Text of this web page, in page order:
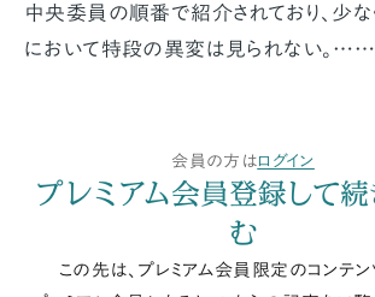
中央委員の順番で紹介されており、少な
において特段の異変は見られない。……
会員の方はログイン
プレミアム会員登録して続
む
この先は、プレミアム会員限定のコンテン